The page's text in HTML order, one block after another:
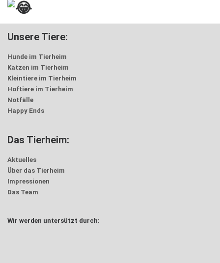
Unsere Tiere:
Hunde im Tierheim
Katzen im Tierheim
Kleintiere im Tierheim
Hoftiere im Tierheim
Notfälle
Happy Ends
Das Tierheim:
Aktuelles
Über das Tierheim
Impressionen
Das Team
Wir werden untersützt durch: